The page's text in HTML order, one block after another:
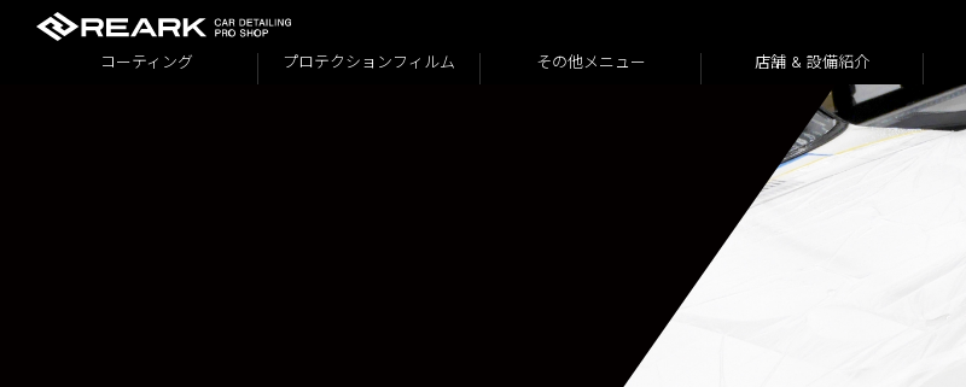
コーティング プロテクションフィルム その他メニュー 店舗 & 設備紹介